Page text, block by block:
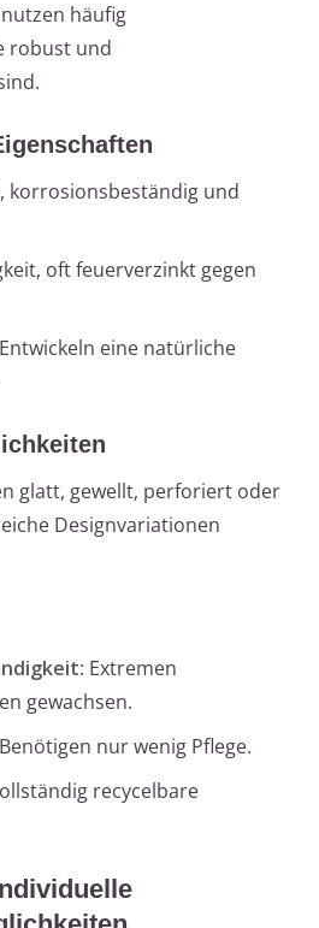
häufig
robust und
korrosionsbeständig und
oft feuerverzinkt gegen
eine natürliche
glatt, gewellt, perforiert oder
Designvariationen
: Extremen
gewachsen.
nur wenig Pflege.
recycelbare